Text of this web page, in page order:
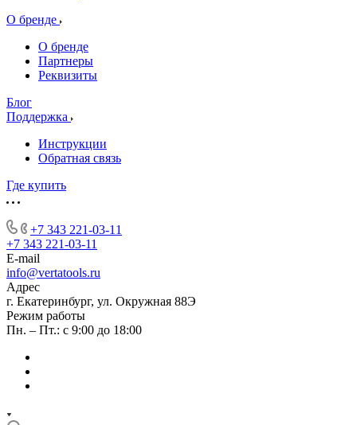
О бренде
О бренде
Партнеры
Реквизиты
Блог
Поддержка
Инструкции
Обратная связь
Где купить
+7 343 221-03-11
+7 343 221-03-11
E-mail
info@vertatools.ru
Адрес
г. Екатеринбург, ул. Окружная 88Э
Режим работы
Пн. – Пт.: с 9:00 до 18:00